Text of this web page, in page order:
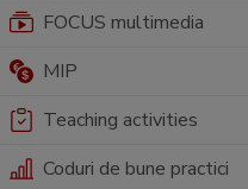
FOCUS multimedia
MIP
Teaching activities
Coduri de bune practici